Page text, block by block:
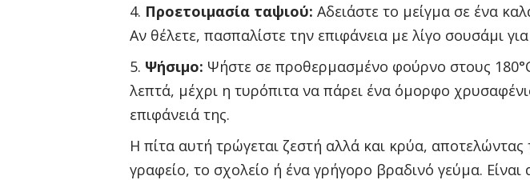
Προετοιμασία ταψιού: Αδειάστε το μείγμα σε ένα
Αν θέλετε, πασπαλίστε την επιφάνεια με λίγο σουσάμι
Ψήσιμο: Ψήστε σε προθερμασμένο φούρνο στους
λεπτά, μέχρι η τυρόπιτα να πάρει ένα όμορφο
επιφάνειά της.
Η πίτα αυτή τρώγεται ζεστή αλλά και κρύα, αποτελώντας
γραφείο, το σχολείο ή ένα γρήγορο βραδινό γεύμα.